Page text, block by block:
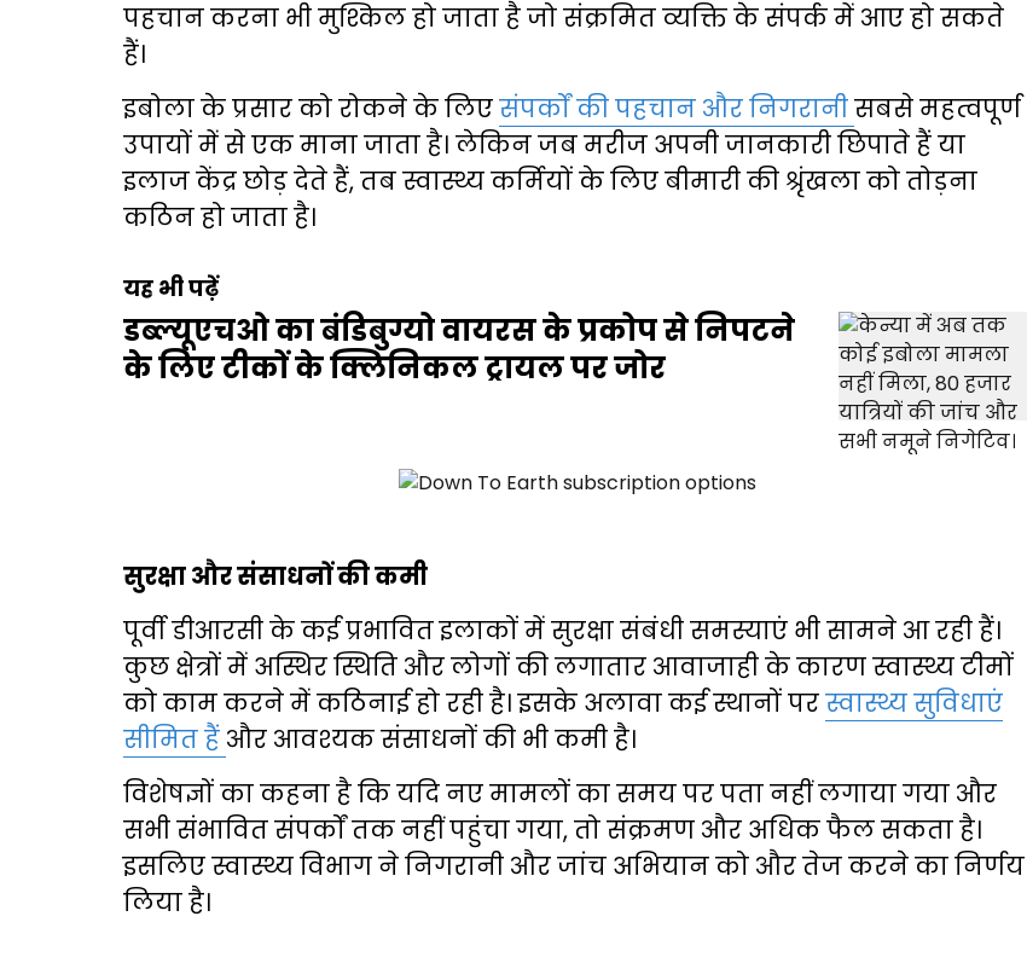
पहचान करना भी मुश्किल हो जाता है जो संक्रमित व्यक्ति के संपर्क में आए हो सकते
हैं।
इबोला के प्रसार को रोकने के लिएसंपर्कों की पहचान और निगरानीसबसे महत्वपूर्ण
उपायों में से एक माना जाता है। लेकिन जब मरीज अपनी जानकारी छिपाते हैं या
इलाज केंद्र छोड़ देते हैं, तब स्वास्थ्य कर्मियों के लिए बीमारी की श्रृंखला को तोड़ना
कठिन हो जाता है।
यह भी पढ़ें
डब्ल्यूएचओ का बंडिबुग्यो वायरस के प्रकोप से निपटने
के लिए टीकों के क्लिनिकल ट्रायल पर जोर
सुरक्षा और संसाधनों की कमी
पूर्वी डीआरसी के कई प्रभावित इलाकों में सुरक्षा संबंधी समस्याएं भी सामने आ रही हैं।
कुछ क्षेत्रों में अस्थिर स्थिति और लोगों की लगातार आवाजाही के कारण स्वास्थ्य टीमों
को काम करने में कठिनाई हो रही है। इसके अलावा कई स्थानों परस्वास्थ्य सुविधाएं
सीमित हैं और आवश्यक संसाधनों की भी कमी है।
विशेषज्ञों का कहना है कि यदि नए मामलों का समय पर पता नहीं लगाया गया और
सभी संभावित संपर्कों तक नहीं पहुंचा गया, तो संक्रमण और अधिक फैल सकता है।
इसलिए स्वास्थ्य विभाग ने निगरानी और जांच अभियान को और तेज करने का निर्णय
लिया है।